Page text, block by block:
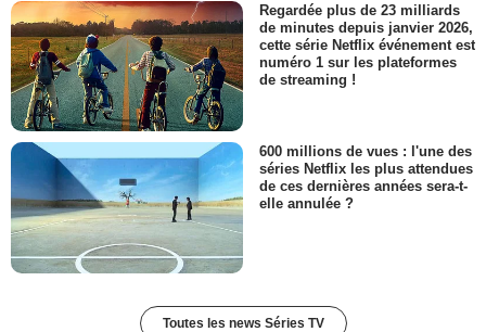
Regardée plus de 23 milliards
de minutes depuis janvier 2026,
cette série Netflix événement est
numéro 1 sur les plateformes
de streaming !
600 millions de vues : l'une des
séries Netflix les plus attendues
de ces dernières années sera-t-
elle annulée ?
Toutes les news Séries TV